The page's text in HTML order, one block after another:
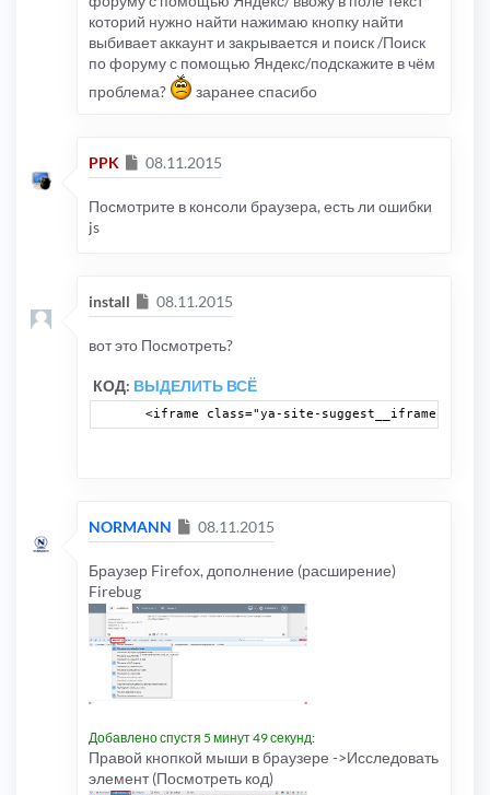
которий нужно найти нажимаю кнопку найти
выбивает аккаунт и закрывается и поиск /Поиск
по форуму с помощью Яндекс/подскажите в чём
проблема?
заранее спасибо
PPK Сообщение
08.11.2015
Посмотрите в консоли браузера, есть ли ошибки
js
install Сообщение
08.11.2015
вот это Посмотреть?
КОД: ВЫДЕЛИТЬ ВСЁ
<iframe class="ya-site-suggest__iframe"
NORMANN Сообщение
08.11.2015
Браузер Firefox, дополнение (расширение)
Firebug
Добавлено спустя 5 минут 49 секунд:
Правой кнопкой мыши в браузере ->Исследовать
элемент (Посмотреть код)